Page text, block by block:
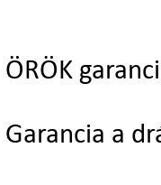
ÖRÖK
Garancia a